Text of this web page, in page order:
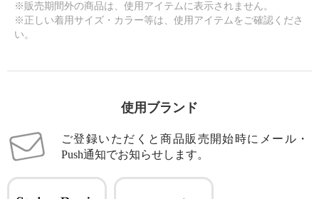
※販売期間外の商品は、使用アイテムに表示されません。
※正しい着用サイズ・カラー等は、使用アイテムをご確認くださ
い。
使用ブランド
ご登録いただくと商品販売開始時にメール・
Push通知でお知らせします。